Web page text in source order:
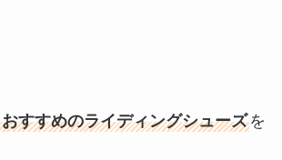
おすすめのライディングシューズを